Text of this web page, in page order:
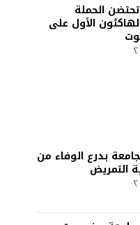
الحملة
الأول على
بدرع الوفاء من
التمريض